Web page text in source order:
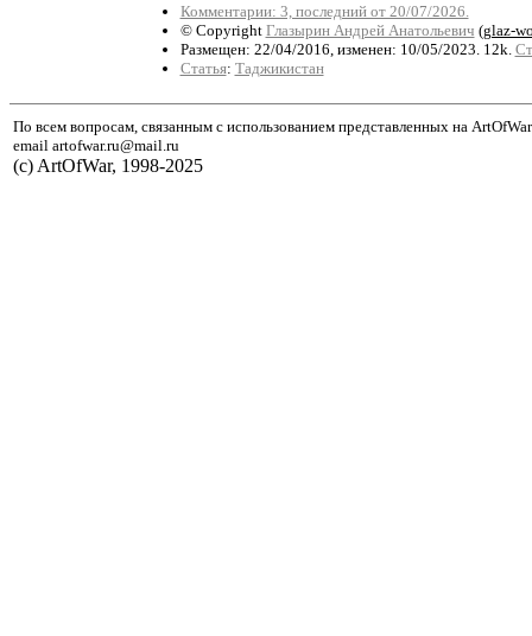
Комментарии: 3, последний от 20/07/2026.
© Copyright Глазырин Андрей Анатольевич (glaz-
Размещен: 22/04/2016, изменен: 10/05/2023. 12k.
Статья: Таджикистан
По всем вопросам, связанным с использованием представленных на
email artofwar.ru@mail.ru
(с) ArtOfWar, 1998-2025